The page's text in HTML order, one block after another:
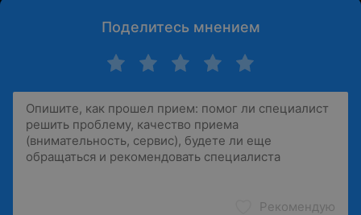
Поделитесь мнением
Рекомендую